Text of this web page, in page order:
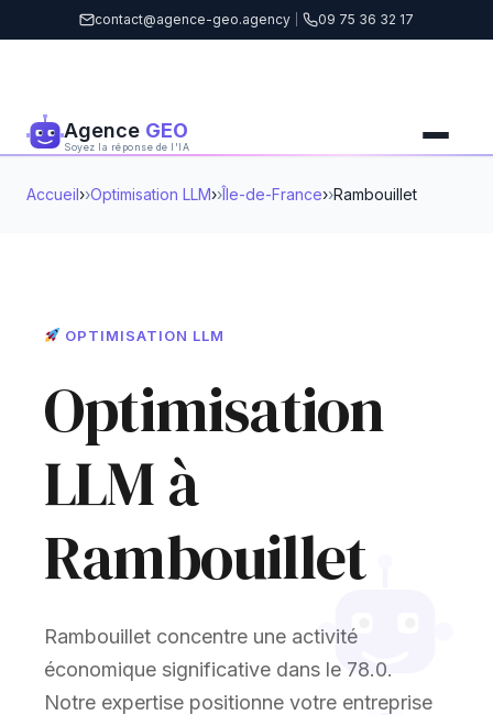
contact@agence-geo.agency 09 75 36 32 17
Agence GEO
Soyez la réponse de l'IA
Accueil› Optimisation LLM› Île-de-France› Rambouillet
OPTIMISATION LLM
Optimisation
LLM à
Rambouillet
Rambouillet concentre une activité
économique significative dans le 78.0.
Notre expertise positionne votre entreprise